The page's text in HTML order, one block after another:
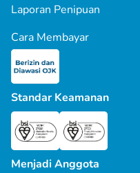
Laporan Penipuan
Cara Membayar
Standar Keamanan
Menjadi Anggota